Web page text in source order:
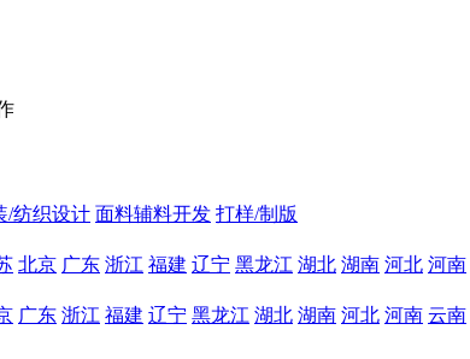
/纺织设计 面料辅料开发 打样/制版
北京 广东 浙江 福建 辽宁 黑龙江 湖北 湖南 河北 河南
广东 浙江 福建 辽宁 黑龙江 湖北 湖南 河北 河南 云南